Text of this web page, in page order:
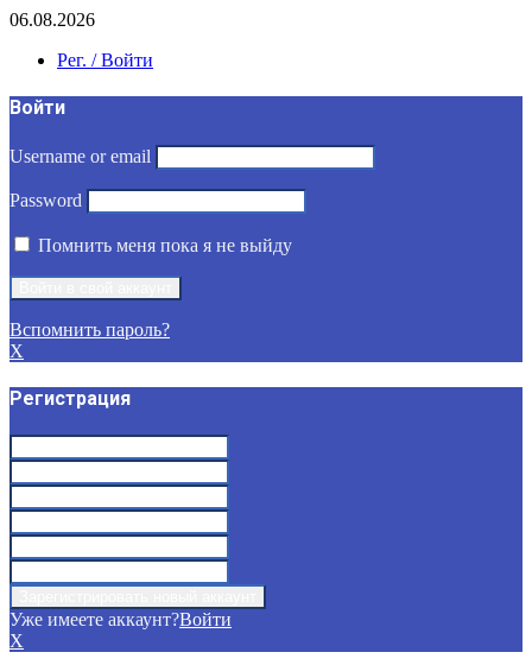
06.08.2026
Рег. / Войти
Войти
Username or email
Password
Помнить меня пока я не выйду
Вспомнить пароль?
X
Регистрация
Уже имеете аккаунт?Войти
X